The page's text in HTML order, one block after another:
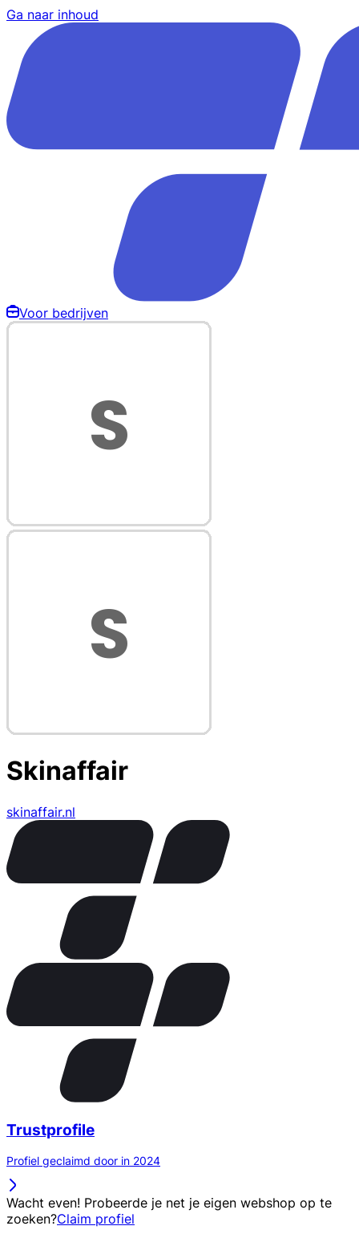
Ga naar inhoud
Voor bedrijven
Skinaffair
skinaffair.nl
Trustprofile
Profiel geclaimd door in 2024
Wacht even! Probeerde je net je eigen webshop op te
zoeken?Claim profiel